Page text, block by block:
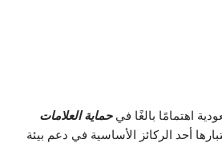
اهتمامًا بالغًا فيحماية العلامات
أحد الركائز الأساسية في دعم بيئة